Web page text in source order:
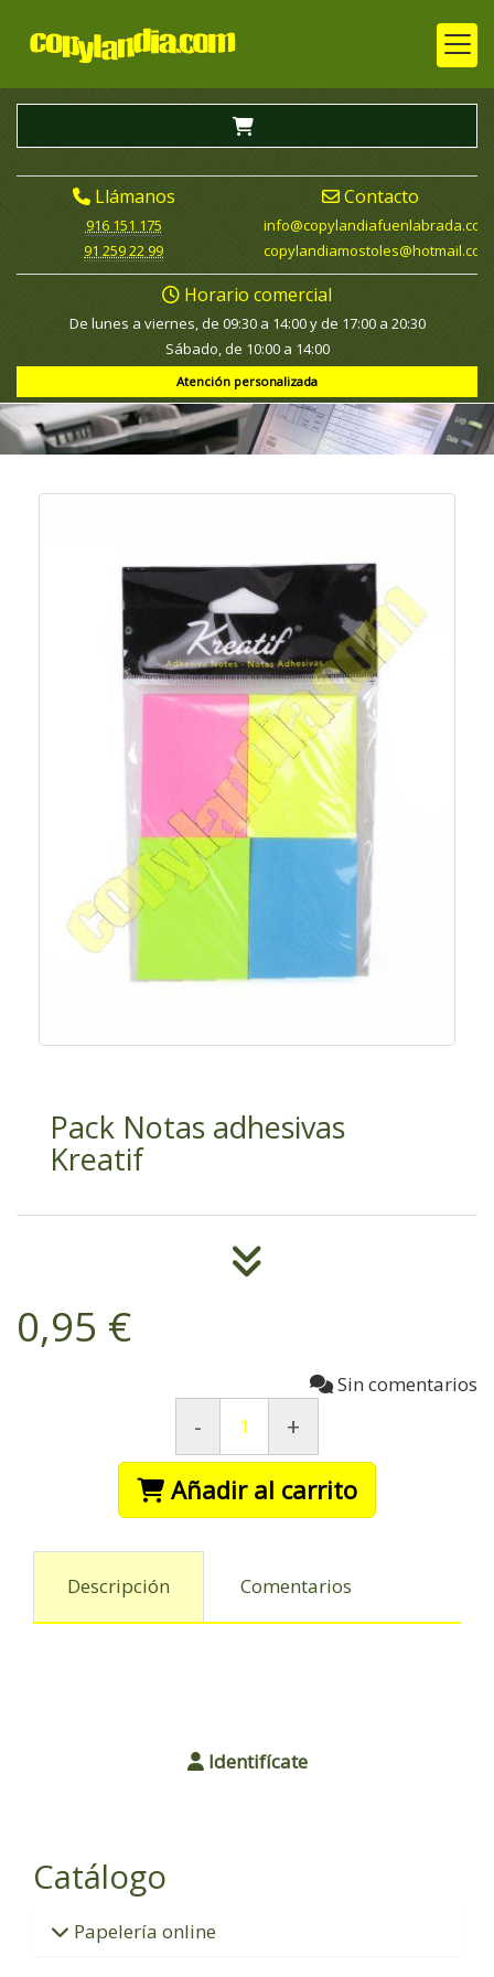
Llámanos
916 151 175
91 259 22 99
Contacto
info
copylandiafuenlabrada.com
copylandiamostoles
hotmail.com
Horario comercial
De lunes a viernes, de 09:30 a 14:00 y de 17:00 a 20:30
Sábado, de 10:00 a 14:00
Atención personalizada
Pack Notas adhesivas
Kreatif
0,95 €
Sin comentarios
-
+
Añadir al carrito
Descripción Comentarios
Identifícate
Catálogo
Papelería online